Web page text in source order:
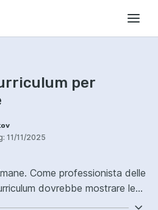
per
11/11/2025
Come professionista delle
dovrebbe mostrare le
rilevanti per il ruolo di "job title